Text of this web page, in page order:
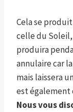
Cela se
celle du Soleil,
produira
annulaire car
mais laissera
est également
Nous vous